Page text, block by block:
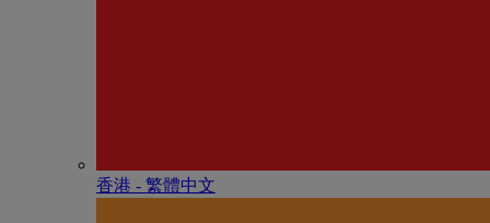
香港 - 繁體中文